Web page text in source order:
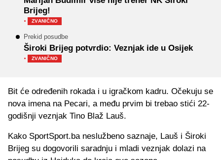
Brijeg!
· ZVANIČNO
Prekid posudbe
Široki Brijeg potvrdio: Veznjak ide u Osijek
· ZVANIČNO
Bit će određenih rokada i u igračkom kadru. Očekuju se
nova imena na Pecari, a među prvim bi trebao stići 22-
godišnji veznjak Tino Blaž Lauš.
Kako SportSport.ba neslužbeno saznaje, Lauš i Široki
Brijeg su dogovorili saradnju i mladi veznjak dolazi na